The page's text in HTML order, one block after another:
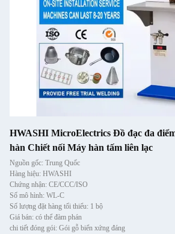
HWASHI MicroElectrics Đồ đạc đa
hàn Chiết nối Máy hàn tấm liên lạc
Nguồn gốc: Trung Quốc
Hàng hiệu: HWASHI
Chứng nhận: CE/CCC/ISO
Số mô hình: WL-C
Số lượng đặt hàng tối thiểu: 1 bộ
Giá bán: có thể đàm phán
chi tiết đóng gói: Gói gỗ biển xứng đáng